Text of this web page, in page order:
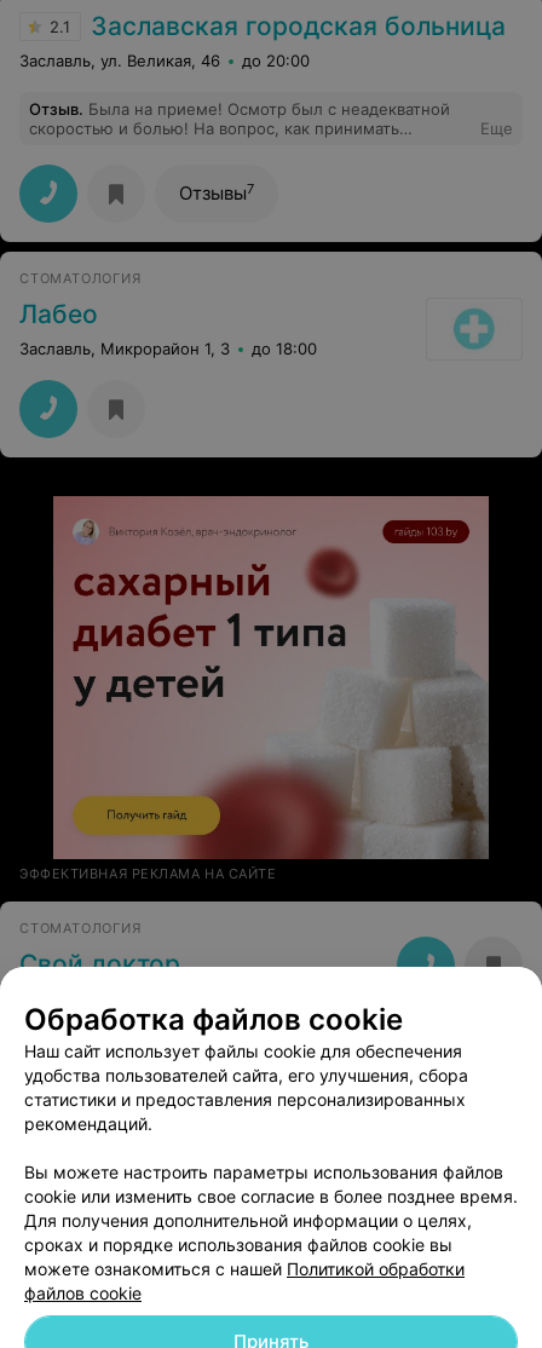
2.1 Заславская городская больница
Заславль, ул. Великая, 46 до 20:00
Отзыв. Была на приеме! Осмотр был с неадекватной
скоростью и болью! На вопрос, как принимать
инструкции и больше ни слова! Ещё ведется прием
двух пациентов одновременно, что мне совсем не
понятно, почему я должна рассказывать, что меня
беспокоит при постороннем человеке. Сегодня не
успела, но обязательно напишу жалобу, рожать
Еще
Отзывы7
СТОМАТОЛОГИЯ
Лабео
Заславль, Микрорайон 1, 3 до 18:00
ЭФФЕКТИВНАЯ РЕКЛАМА НА САЙТЕ
СТОМАТОЛОГИЯ
Свой доктор
Добавить специалиста
Обработка файлов cookie
Наш сайт использует файлы cookie для обеспечения
удобства пользователей сайта, его улучшения, сбора
статистики и предоставления персонализированных
рекомендаций.
Вы можете настроить параметры использования файлов
cookie или изменить свое согласие в более позднее время.
Для получения дополнительной информации о целях,
сроках и порядке использования файлов cookie вы
можете ознакомиться с нашей Политикой обработки
файлов cookie
Принять